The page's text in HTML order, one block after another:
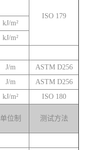
ISO 179
kJ/m²
kJ/m²
J/m
ASTM D256
J/m
ASTM D256
kJ/m² ISO 180
单位制 测试方法